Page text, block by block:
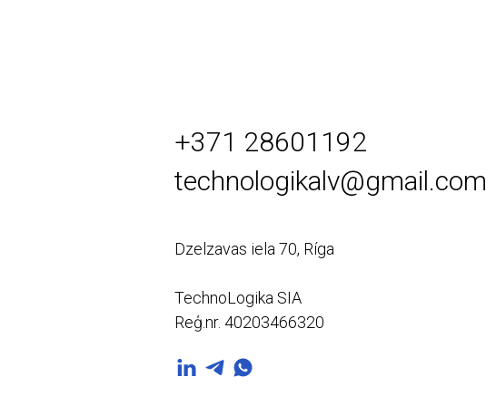
+371 28601192
technologikalv@gmail.com
Dzelzavas iela 70, Ríga
TechnoLogika SIA
Reģ.nr. 40203466320